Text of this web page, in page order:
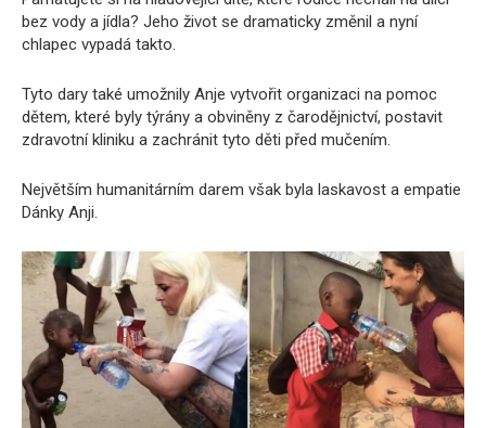
bez vody a jídla? Jeho život se dramaticky změnil a nyní
chlapec vypadá takto.
Tyto dary také umožnily Anje vytvořit organizaci na pomoc
dětem, které byly týrány a obviněny z čarodějnictví, postavit
zdravotní kliniku a zachránit tyto děti před mučením.
Největším humanitárním darem však byla laskavost a empatie
Dánky Anji.